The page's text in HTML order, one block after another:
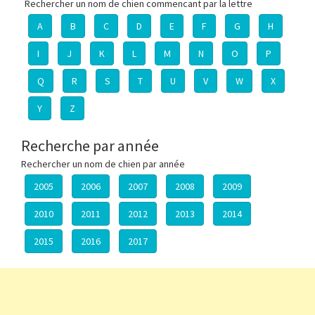
Rechercher un nom de chien commencant par la lettre
A
B C D E F G H
I J K L M N O P
Q R S T U V W X
Y Z
Recherche par année
Rechercher un nom de chien par année
2005
2006 2007 2008 2009
2010 2011 2012 2013 2014
2015 2016 2017